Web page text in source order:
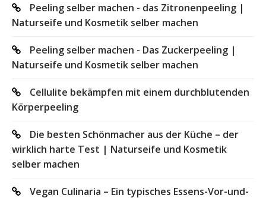
Peeling selber machen - das Zitronenpeeling |
Naturseife und Kosmetik selber machen
Peeling selber machen - Das Zuckerpeeling |
Naturseife und Kosmetik selber machen
Cellulite bekämpfen mit einem durchblutenden
Körperpeeling
Die besten Schönmacher aus der Küche – der
wirklich harte Test | Naturseife und Kosmetik
selber machen
Vegan Culinaria – Ein typisches Essens-Vor-und-